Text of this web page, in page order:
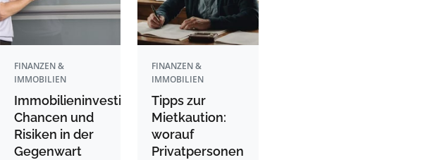
FINANZEN &
IMMOBILIEN
Immobilieninvestitionen:
Chancen und
Risiken in der
Gegenwart
FINANZEN &
IMMOBILIEN
Tipps zur
Mietkaution:
worauf
Privatpersonen